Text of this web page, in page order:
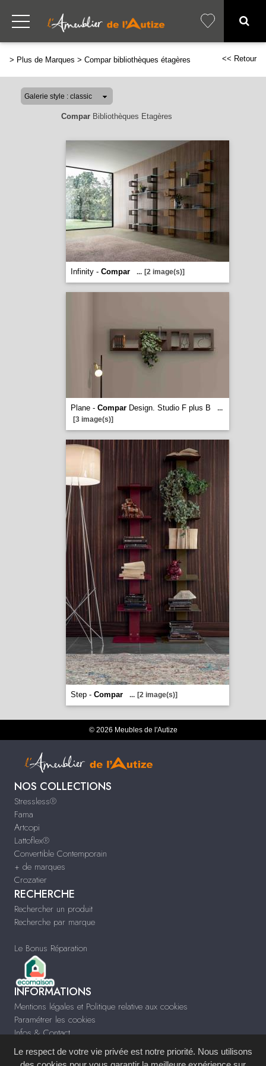
> Plus de Marques > Compar bibliothèques étagères << Retour
ComparBibliothèques Etagères
Infinity - Compar ... [2 image(s)]
Plane - ComparDesign. Studio F plus B
...
[3 image(s)]
Step - Compar ... [2 image(s)]
© 2026 Meubles de l'Autize
NOS COLLECTIONS
Stressless®
Fama
Artcopi
Lattoflex®
Convertible Contemporain
+ de marques
Crozatier
RECHERCHE
Rechercher un produit
Recherche par marque
Le Bonus Réparation
INFORMATIONS
Mentions légales et Politique relative aux cookies
Paramétrer les cookies
Infos & Contact
Le respect de votre vie privée est notre priorité. Nous utilisons